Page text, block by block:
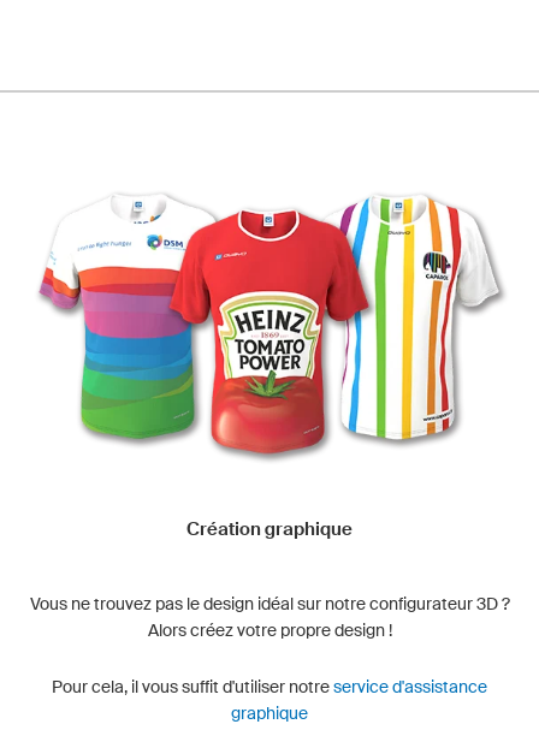
Création graphique
Vous ne trouvez pas le design idéal sur notre configurateur 3D ?
Alors créez votre propre design !
Pour cela, il vous suffit d'utiliser notreservice d'assistance
graphique